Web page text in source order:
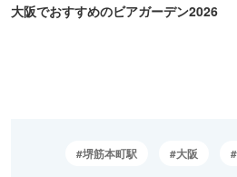
大阪でおすすめのビアガーデン2026
堺筋本町駅 大阪